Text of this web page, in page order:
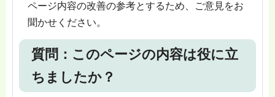
ページ内容の改善の参考とするため、ご意見をお
聞かせください。
質問：このページの内容は役に立
ちましたか？